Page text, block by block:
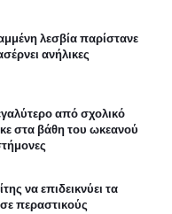
λεσβία παρίστανε
ανήλικες
από σχολικό
στα βάθη του ωκεανού
να επιδεικνύει τα
περαστικούς